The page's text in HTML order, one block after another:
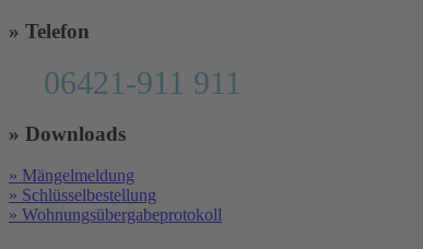
» Telefon
06421-911 911
» Downloads
» Mängelmeldung
» Schlüsselbestellung
» Wohnungsübergabeprotokoll